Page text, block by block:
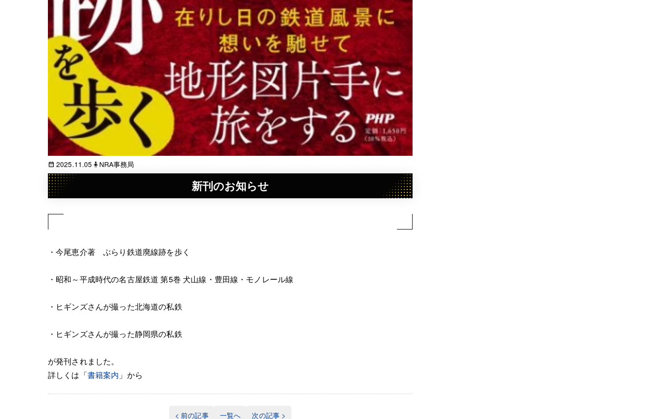
2025.11.05 🧍NRA事務局
新刊のお知らせ
・今尾恵介著 ぶらり鉄道廃線跡を歩く
・昭和～平成時代の名古屋鉄道 第5巻 犬山線・豊田線・モノレール線
・ヒギンズさんが撮った北海道の私鉄
・ヒギンズさんが撮った静岡県の私鉄
が発刊されました。
詳しくは「書籍案内 」から
< 前の記事 一覧へ 次の記事 >